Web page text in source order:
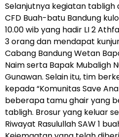
Selanjutnya kegiatan tabligh
CFD Buah-batu Bandung
10.00 wib yang hadir LI 2
3 orang dan mendapat
Cabang Bandung Wetan
Naim serta Bapak Mubaligh
Gunawan. Selain itu, tim
kepada “Komunitas Save
beberapa tamu ghair yang
tabligh. Brosur yang keluar
Riwayat Rasulullah SAW 1